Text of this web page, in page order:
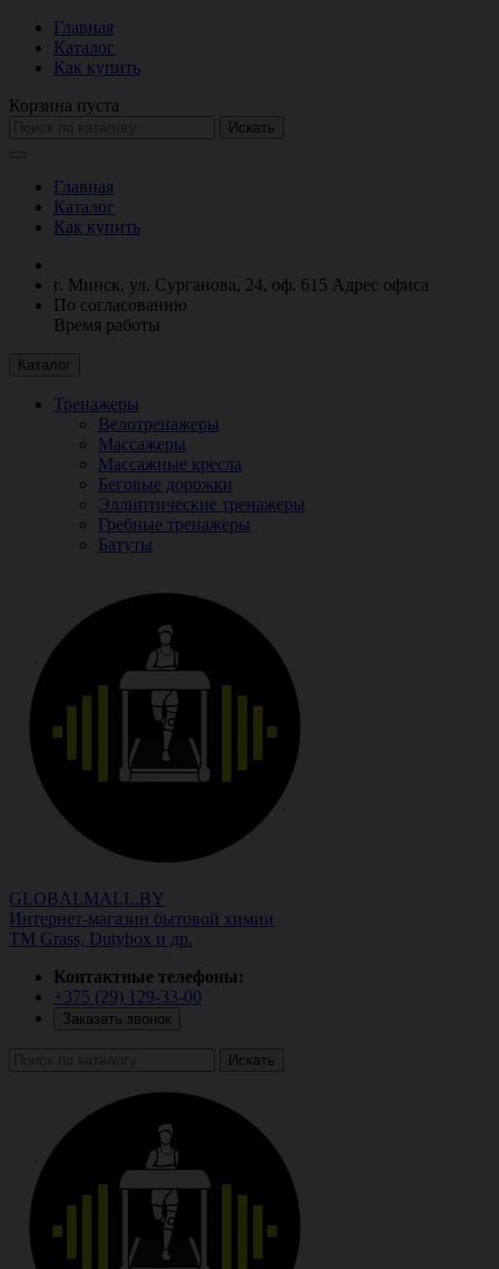
Главная
Каталог
Как купить
Корзина пуста
Искать
Главная
Каталог
Как купить
г. Минск, ул. Сурганова, 24, оф. 615 Адрес офиса
По согласованию
Время работы
Каталог
Тренажеры
Велотренажеры
Массажеры
Массажные кресла
Беговые дорожки
Эллиптические тренажеры
Гребные тренажеры
Батуты
GLOBALMALL.BY
Интернет-магазин бытовой химии
ТМ Grass, Dutybox и др.
Контактные телефоны:
+375 (29) 129-33-00
Заказать звонок
Искать